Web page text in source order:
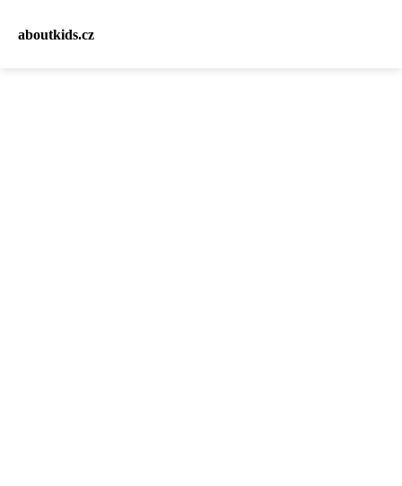
aboutkids.cz